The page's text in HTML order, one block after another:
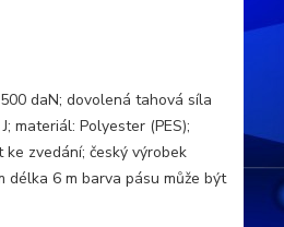
daN; dovolená tahová síla
materiál: Polyester (PES);
ke zvedání; český výrobek
délka 6 m barva pásu může být